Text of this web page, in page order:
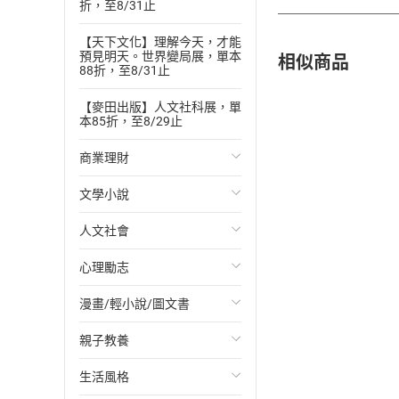
折，至8/31止
【天下文化】理解今天，才能
預見明天。世界變局展，單本
88折，至8/31止
【麥田出版】人文社科展，單
本85折，至8/29止
商業理財
投資理財
經濟/趨勢
財務/金融
管理/領導
職場工作術
成功法
文學小說
歐美文學
日本文學
韓國文學
華文文學
經典文學
人文社會
國際關係
政治
社會科學
台灣/中國歷史
心理勵志
心靈成長/情緒
人際關係
兩性關係
漫畫/輕小說/圖文書
輕小說
奇幻/科幻
親子教養
教育現場
生活風格
相似商品